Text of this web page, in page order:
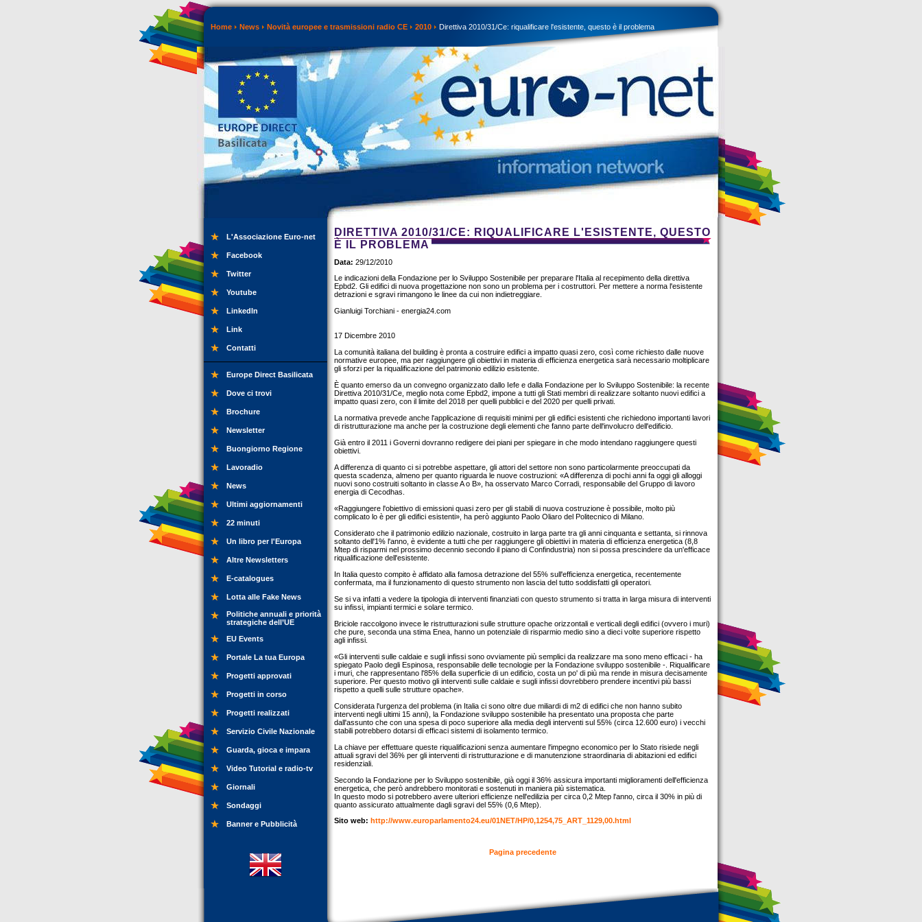
Home News Novità europee e trasmissioni radio CE 2010 Direttiva 2010/31/Ce: riqualificare l'esistente, questo è il problema
L'Associazione Euro-net
Facebook
Twitter
Youtube
LinkedIn
Link
Contatti
Europe Direct Basilicata
Dove ci trovi
Brochure
Newsletter
Buongiorno Regione
Lavoradio
News
Ultimi aggiornamenti
22 minuti
Un libro per l'Europa
Altre Newsletters
E-catalogues
Lotta alle Fake News
Politiche annuali e priorità
strategiche dell’UE
EU Events
Portale La tua Europa
Progetti approvati
Progetti in corso
Progetti realizzati
Servizio Civile Nazionale
Guarda, gioca e impara
Video Tutorial e radio-tv
Giornali
Sondaggi
Banner e Pubblicità
DIRETTIVA 2010/31/CE: RIQUALIFICARE L'ESISTENTE, QUESTO
È IL PROBLEMA
Data: 29/12/2010
Le indicazioni della Fondazione per lo Sviluppo Sostenibile per preparare l'Italia al recepimento della direttiva
Epbd2. Gli edifici di nuova progettazione non sono un problema per i costruttori. Per mettere a norma l'esistente
detrazioni e sgravi rimangono le linee da cui non indietreggiare.
Gianluigi Torchiani - energia24.com
17 Dicembre 2010
La comunità italiana del building è pronta a costruire edifici a impatto quasi zero, così come richiesto dalle nuove
normative europee, ma per raggiungere gli obiettivi in materia di efficienza energetica sarà necessario moltiplicare
gli sforzi per la riqualificazione del patrimonio edilizio esistente.
È quanto emerso da un convegno organizzato dallo Iefe e dalla Fondazione per lo Sviluppo Sostenibile: la recente
Direttiva 2010/31/Ce, meglio nota come Epbd2, impone a tutti gli Stati membri di realizzare soltanto nuovi edifici a
impatto quasi zero, con il limite del 2018 per quelli pubblici e del 2020 per quelli privati.
La normativa prevede anche l'applicazione di requisiti minimi per gli edifici esistenti che richiedono importanti lavori
di ristrutturazione ma anche per la costruzione degli elementi che fanno parte dell'involucro dell'edificio.
Già entro il 2011 i Governi dovranno redigere dei piani per spiegare in che modo intendano raggiungere questi
obiettivi.
A differenza di quanto ci si potrebbe aspettare, gli attori del settore non sono particolarmente preoccupati da
questa scadenza, almeno per quanto riguarda le nuove costruzioni: «A differenza di pochi anni fa oggi gli alloggi
nuovi sono costruiti soltanto in classe A o B», ha osservato Marco Corradi, responsabile del Gruppo di lavoro
energia di Cecodhas.
«Raggiungere l'obiettivo di emissioni quasi zero per gli stabili di nuova costruzione è possibile, molto più
complicato lo è per gli edifici esistenti», ha però aggiunto Paolo Oliaro del Politecnico di Milano.
Considerato che il patrimonio edilizio nazionale, costruito in larga parte tra gli anni cinquanta e settanta, si rinnova
soltanto dell'1% l'anno, è evidente a tutti che per raggiungere gli obiettivi in materia di efficienza energetica (8,8
Mtep di risparmi nel prossimo decennio secondo il piano di Confindustria) non si possa prescindere da un'efficace
riqualificazione dell'esistente.
In Italia questo compito è affidato alla famosa detrazione del 55% sull'efficienza energetica, recentemente
confermata, ma il funzionamento di questo strumento non lascia del tutto soddisfatti gli operatori.
Se si va infatti a vedere la tipologia di interventi finanziati con questo strumento si tratta in larga misura di interventi
su infissi, impianti termici e solare termico.
Briciole raccolgono invece le ristrutturazioni sulle strutture opache orizzontali e verticali degli edifici (ovvero i muri)
che pure, seconda una stima Enea, hanno un potenziale di risparmio medio sino a dieci volte superiore rispetto
agli infissi.
«Gli interventi sulle caldaie e sugli infissi sono ovviamente più semplici da realizzare ma sono meno efficaci - ha
spiegato Paolo degli Espinosa, responsabile delle tecnologie per la Fondazione sviluppo sostenibile -. Riqualificare
i muri, che rappresentano l'85% della superficie di un edificio, costa un po' di più ma rende in misura decisamente
superiore. Per questo motivo gli interventi sulle caldaie e sugli infissi dovrebbero prendere incentivi più bassi
rispetto a quelli sulle strutture opache».
Considerata l'urgenza del problema (in Italia ci sono oltre due miliardi di m2 di edifici che non hanno subito
interventi negli ultimi 15 anni), la Fondazione sviluppo sostenibile ha presentato una proposta che parte
dall'assunto che con una spesa di poco superiore alla media degli interventi sul 55% (circa 12.600 euro) i vecchi
stabili potrebbero dotarsi di efficaci sistemi di isolamento termico.
La chiave per effettuare queste riqualificazioni senza aumentare l'impegno economico per lo Stato risiede negli
attuali sgravi del 36% per gli interventi di ristrutturazione e di manutenzione straordinaria di abitazioni ed edifici
residenziali.
Secondo la Fondazione per lo Sviluppo sostenibile, già oggi il 36% assicura importanti miglioramenti dell'efficienza
energetica, che però andrebbero monitorati e sostenuti in maniera più sistematica.
In questo modo si potrebbero avere ulteriori efficienze nell'edilizia per circa 0,2 Mtep l'anno, circa il 30% in più di
quanto assicurato attualmente dagli sgravi del 55% (0,6 Mtep).
Sito web: http://www.europarlamento24.eu/01NET/HP/0,1254,75_ART_1129,00.html
Pagina precedente